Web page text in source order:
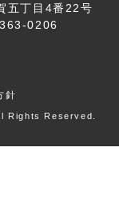
五丁目4番22号
0206
針
Rights Reserved.